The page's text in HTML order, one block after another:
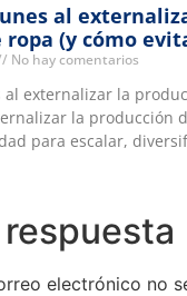
al
ropa (y cómo
No hay comentarios
externalizar la
la producción
para escalar,
electrónico no